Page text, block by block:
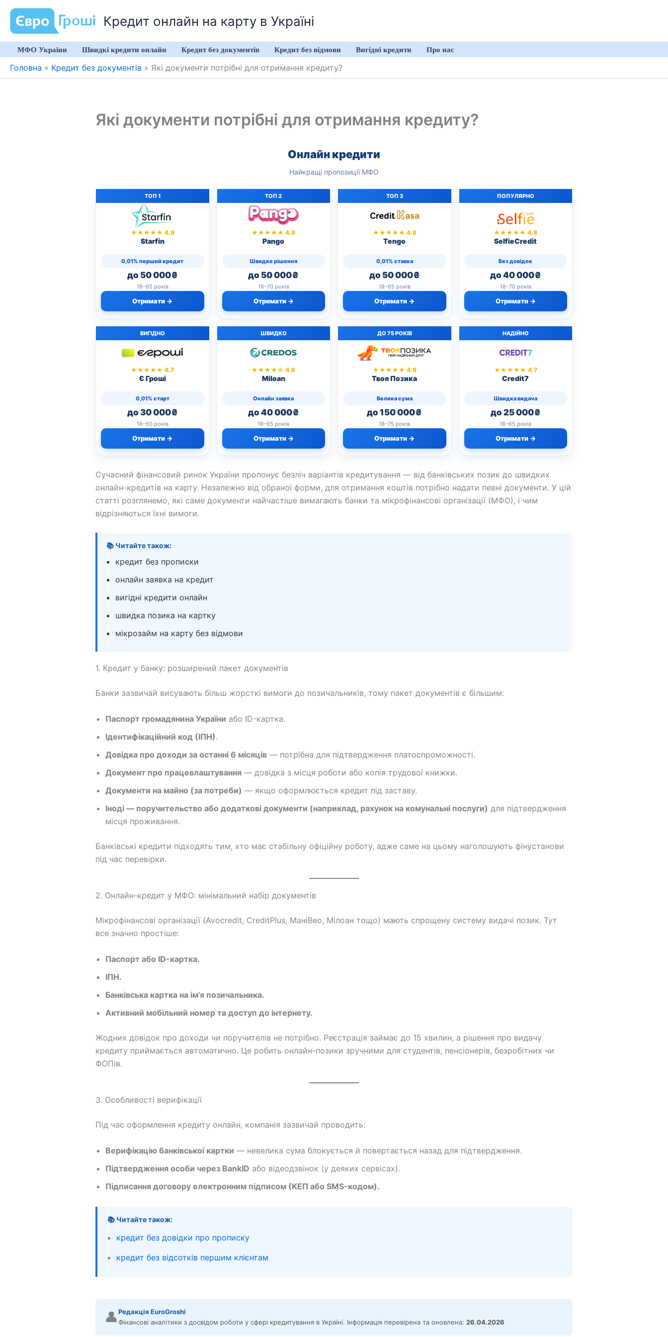
Перейти
вмісту
Кредит онлайн на карту в Україні
МФО України Швидкі кредити онлайн Кредит без документів Кредит без відмови Вигідні кредити Про нас
Головна » Кредит без документів » Які документи потрібні для отримання кредиту?
Які документи потрібні для отримання кредиту?
Онлайн кредити
Найкращі пропозиції МФО
ТОП 1
★★★★★ 4.9
Starfin
0,01% перший кредит
до 50 000₴
18–65 років
Отримати →
ТОП 2
★★★★★ 4.9
Pango
Швидке рішення
до 50 000₴
18–70 років
Отримати →
ТОП 3
★★★★★ 4.8
Tengo
0,01% ставка
до 50 000₴
18–65 років
Отримати →
ПОПУЛЯРНО
★★★★★ 4.8
SelfieCredit
Без довідок
до 40 000₴
18–70 років
Отримати →
ВИГІДНО
★★★★★ 4.7
Є Гроші
0,01% старт
до 30 000₴
18–60 років
Отримати →
ШВИДКО
★★★★☆ 4.6
Miloan
Онлайн заявка
до 40 000₴
18–65 років
Отримати →
ДО 75 РОКІВ
★★★★★ 4.9
Твоя Позика
Велика сума
до 150 000₴
18–75 років
Отримати →
НАДІЙНО
★★★★★ 4.7
Credit7
Швидка видача
до 25 000₴
18–65 років
Отримати →
Сучасний фінансовий ринок України пропонує безліч варіантів кредитування — від банківських позик до швидких
онлайн-кредитів на карту. Незалежно від обраної форми, для отримання коштів потрібно надати певні документи. У цій
статті розглянемо, які саме документи найчастіше вимагають банки та мікрофінансові організації (МФО), і чим
відрізняються їхні вимоги.
📚 Читайте також:
кредит без прописки
онлайн заявка на кредит
вигідні кредити онлайн
швидка позика на картку
мікрозайм на карту без відмови
1. Кредит у банку: розширений пакет документів
Банки зазвичай висувають більш жорсткі вимоги до позичальників, тому пакет документів є більшим:
Паспорт громадянина України або ID-картка.
Ідентифікаційний код (ІПН).
Довідка про доходи за останні 6 місяців — потрібна для підтвердження платоспроможності.
Документ про працевлаштування — довідка з місця роботи або копія трудової книжки.
Документи на майно (за потреби) — якщо оформлюється кредит під заставу.
Іноді — поручительство або додаткові документи (наприклад, рахунок на комунальні послуги) для підтвердження
місця проживання.
Банківські кредити підходять тим, хто має стабільну офіційну роботу, адже саме на цьому наголошують фінустанови
під час перевірки.
2. Онлайн-кредит у МФО: мінімальний набір документів
Мікрофінансові організації (Avocredit, CreditPlus, МаніВео, Мілоан тощо) мають спрощену систему видачі позик. Тут
все значно простіше:
Паспорт або ID-картка.
ІПН.
Банківська картка на ім’я позичальника.
Активний мобільний номер та доступ до інтернету.
Жодних довідок про доходи чи поручителів не потрібно. Реєстрація займає до 15 хвилин, а рішення про видачу
кредиту приймається автоматично. Це робить онлайн-позики зручними для студентів, пенсіонерів, безробітних чи
ФОПів.
3. Особливості верифікації
Під час оформлення кредиту онлайн, компанія зазвичай проводить:
Верифікацію банківської картки — невелика сума блокується й повертається назад для підтвердження.
Підтвердження особи через BankID або відеодзвінок (у деяких сервісах).
Підписання договору електронним підписом (КЕП або SMS-кодом).
📚 Читайте також:
кредит без довідки про прописку
кредит без відсотків першим клієнтам
👤Редакція EuroGroshi
Фінансові аналітики з досвідом роботи у сфері кредитування в Україні. Інформація перевірена та оновлена: 26.04.2026